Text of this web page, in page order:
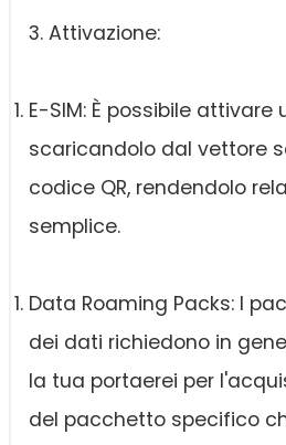
3. Attivazione:
E-SIM: È possibile attivare
scaricandolo dal vettore
codice QR, rendendolo
semplice.
Data Roaming Packs: I
dei dati richiedono in
la tua portaerei per
del pacchetto specifico